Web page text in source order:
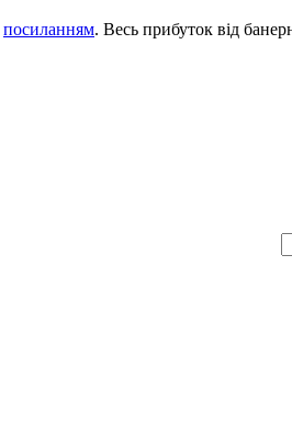
посиланням. Весь прибуток від